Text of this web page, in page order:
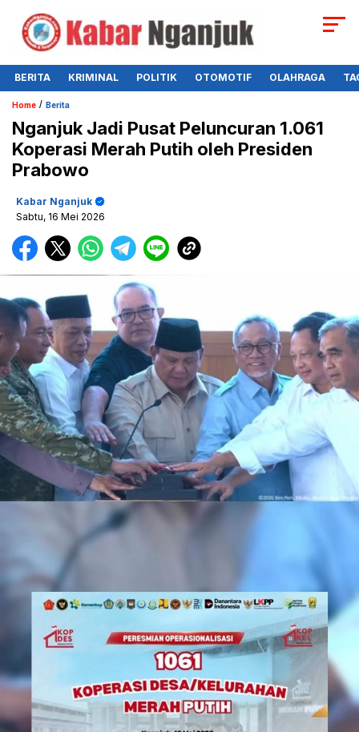
BERITA KRIMINAL POLITIK OTOMOTIF OLAHRAGA
Home / Berita
Nganjuk Jadi Pusat Peluncuran 1.061
Koperasi Merah Putih oleh Presiden
Prabowo
Kabar Nganjuk
Sabtu, 16 Mei 2026